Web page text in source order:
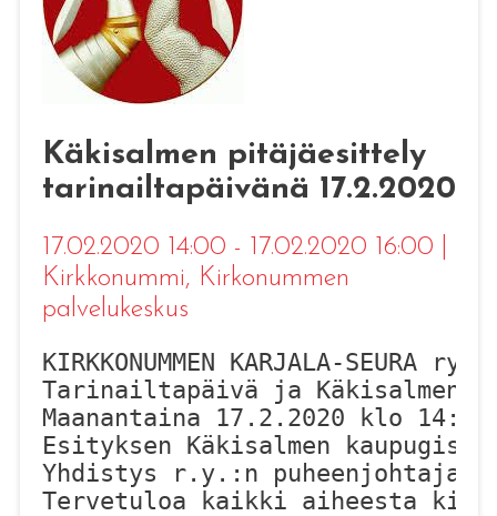
Käkisalmen pitäjäesittely
tarinailtapäivänä 17.2.2020
17.02.2020 14:00 - 17.02.2020 16:00
Kirkkonummi, Kirkonummen
palvelukeskus
Tarinailtapäivä ja Käkisalmen
Maanantaina 17.2.2020 klo 14:00
Esityksen Käkisalmen
Yhdistys r.y.:n puheenjohtaja
Tervetuloa kaikki aiheesta